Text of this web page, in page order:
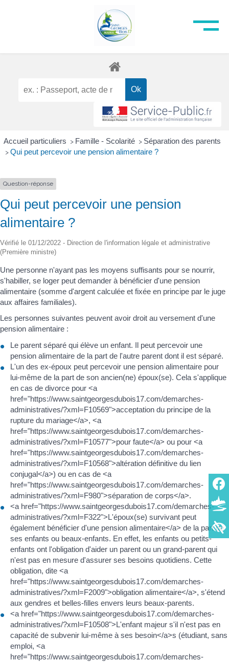
Accueil particuliers > Famille - Scolarité > Séparation des parents
> Qui peut percevoir une pension alimentaire ?
Question-réponse
Qui peut percevoir une pension
alimentaire ?
Vérifié le 01/12/2022 - Direction de l'information légale et administrative
(Première ministre)
Une personne n'ayant pas les moyens suffisants pour se nourrir,
s'habiller, se loger peut demander à bénéficier d'une pension
alimentaire (somme d'argent calculée et fixée en principe par le juge
aux affaires familiales).
Les personnes suivantes peuvent avoir droit au versement d'une
pension alimentaire :
Le parent séparé qui élève un enfant. Il peut percevoir une
pension alimentaire de la part de l'autre parent dont il est séparé.
L'un des ex-époux peut percevoir une pension alimentaire pour
lui-même de la part de son ancien(ne) époux(se). Cela s'applique
en cas de divorce pour <a
href="https://www.saintgeorgesdubois17.com/demarches-
administratives/?xml=F10569">acceptation du principe de la
rupture du mariage</a>, <a
href="https://www.saintgeorgesdubois17.com/demarches-
administratives/?xml=F10577">pour faute</a> ou pour <a
href="https://www.saintgeorgesdubois17.com/demarches-
administratives/?xml=F10568">altération définitive du lien
conjugal</a>) ou en cas de <a
href="https://www.saintgeorgesdubois17.com/demarches-
administratives/?xml=F980">séparation de corps</a>.
<a href="https://www.saintgeorgesdubois17.com/demarches-
administratives/?xml=F322">L'époux(se) survivant peut
également bénéficier d'une pension alimentaire</a> de la part de
ses enfants ou beaux-enfants. En effet, les enfants ou petits-
enfants ont l'obligation d'aider un parent ou un grand-parent qui
n'est pas en mesure d'assurer ses besoins quotidiens. Cette
obligation, dite <a
href="https://www.saintgeorgesdubois17.com/demarches-
administratives/?xml=F2009">obligation alimentaire</a>, s'étend
aux gendres et belles-filles envers leurs beaux-parents.
<a href="https://www.saintgeorgesdubois17.com/demarches-
administratives/?xml=F10508">L'enfant majeur s'il n'est pas en
capacité de subvenir lui-même à ses besoin</a>s (étudiant, sans
emploi, <a
href="https://www.saintgeorgesdubois17.com/demarches-